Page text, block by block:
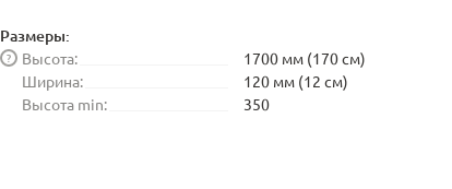
Размеры:
Высота:
?
1700 мм (170 см)
Ширина:
120 мм (12 см)
Высота min:
350